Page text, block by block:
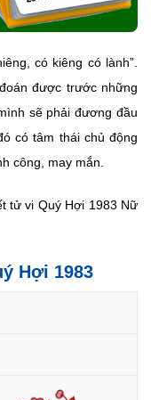
có kiêng có lành”.
được trước những
sẽ phải đương đầu
có tâm thái chủ động
công, may mắn.
tử vi Quý Hợi 1983 Nữ
Hợi 1983